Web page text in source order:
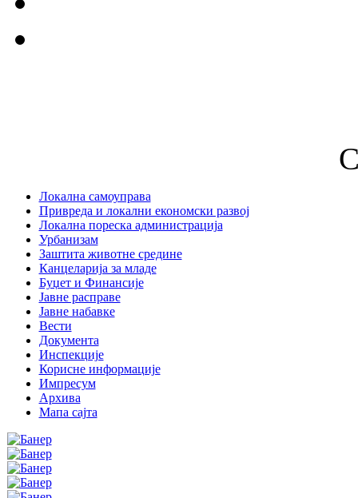
Локална самоуправа
Привреда и локални економски развој
Локална пореска администрација
Урбанизам
Заштита животне средине
Канцеларија за младе
Буџет и Финансије
Јавне расправе
Јавне набавке
Вести
Документа
Инспекције
Корисне информације
Импресум
Архива
Мапа сајта